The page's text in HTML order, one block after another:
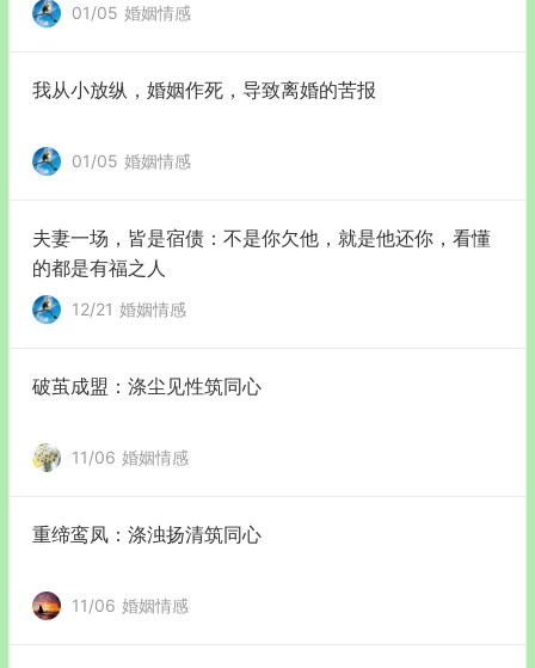
01/05 婚姻情感
我从小放纵，婚姻作死，导致离婚的苦报
01/05 婚姻情感
夫妻一场，皆是宿债：不是你欠他，就是他还你，看懂
的都是有福之人
12/21 婚姻情感
破茧成盟：涤尘见性筑同心
11/06 婚姻情感
重缔鸾凤：涤浊扬清筑同心
11/06 婚姻情感